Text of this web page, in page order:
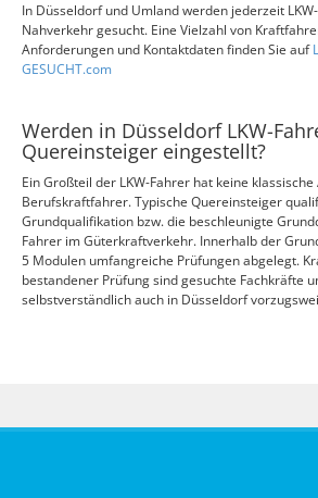
In Düsseldorf und Umland werden jederzeit
Nahverkehr gesucht. Eine Vielzahl von
Anforderungen und Kontaktdaten finden Sie auf
GESUCHT.com
Werden in Düsseldorf LKW-
Quereinsteiger eingestellt?
Ein Großteil der LKW-Fahrer hat keine
Berufskraftfahrer. Typische Quereinsteiger
Grundqualifikation bzw. die beschleunigte
Fahrer im Güterkraftverkehr. Innerhalb der
5 Modulen umfangreiche Prüfungen abgelegt.
bestandener Prüfung sind gesuchte Fachkräfte
selbstverständlich auch in Düsseldorf